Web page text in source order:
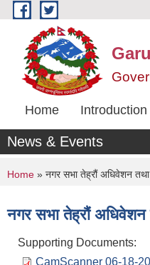
Skip to main content
Home Introduction
News & Events
You are here
Home » नगर सभा तेह्रौं अधिवेशन तथा
नगर सभा तेह्रौं अधिवेशन
Supporting Documents:
CamScanner 06-18-